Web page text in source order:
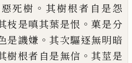
死樹 。 其樹根者自是怨
枝是嗔其葉是恨 。 菓是分
是譏嫌 。其次驅逐無明暗
樹根者自是無信 。其莖是